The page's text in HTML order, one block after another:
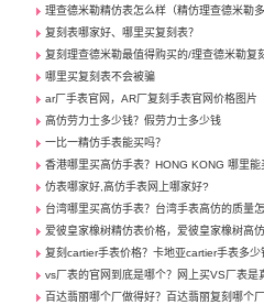
理查德米勒精仿表怎么样（精仿理查德米勒多
复刻表哪家好、哪里买复刻表？
复刻理查德米勒最值得购买的/理查德米勒复
哪里买复刻表不会被骗
ar厂手表官网，AR厂复刻手表官网价格图片
高仿劳力士多少钱？假劳力士多少钱
一比一精仿手表能买吗？
香港哪里买高仿手表？HONG KONG 哪里能
仿表哪家好,高仿手表网上哪家好?
台湾哪里买高仿手表？台湾手表高仿的质量
爱彼皇家橡树精仿表价格，爱彼皇家橡树高
复刻cartier手表价格？卡地亚cartier手表多少
vs厂表的官网到底是哪个？网上买VS厂表是
百达翡丽哪个厂做得好？百达翡丽复刻哪个